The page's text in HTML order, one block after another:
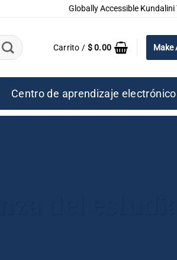
Globally Accessible
Carrito / $0.00 Make
Centro de aprendizaje electrónico